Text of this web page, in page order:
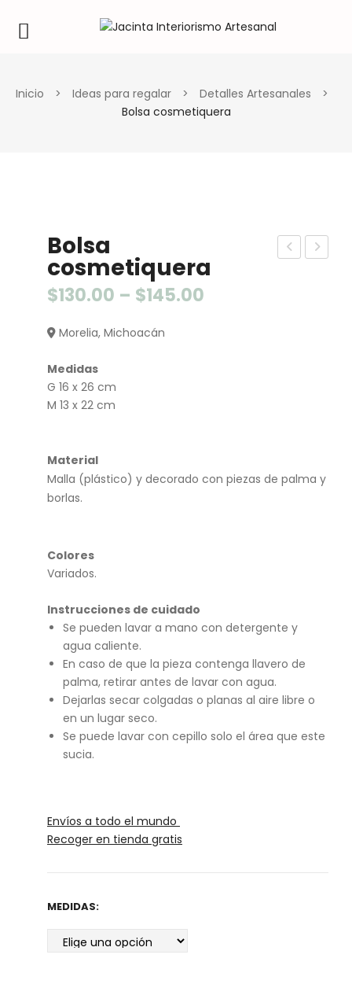
Inicio > Ideas para regalar > Detalles Artesanales
>
Bolsa cosmetiquera
Bolsa
cosmetiquera
$130.00 – $145.00
Morelia, Michoacán
Medidas
G 16 x 26 cm
M 13 x 22 cm
Material
Malla (plástico) y decorado con piezas de palma y
borlas.
Colores
Variados.
Instrucciones de cuidado
Se pueden lavar a mano con detergente y
agua caliente.
En caso de que la pieza contenga llavero de
palma, retirar antes de lavar con agua.
Dejarlas secar colgadas o planas al aire libre o
en un lugar seco.
Se puede lavar con cepillo solo el área que este
sucia.
Envíos a todo el mundo
Recoger en tienda gratis
MEDIDAS: